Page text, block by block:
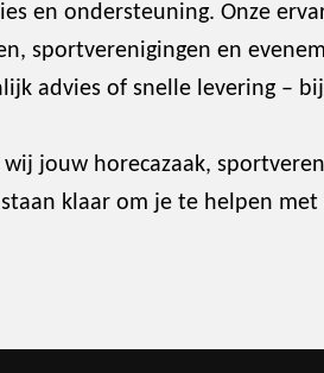
en ondersteuning. Onze
sportverenigingen en
advies of snelle levering –
jouw horecazaak,
klaar om je te helpen